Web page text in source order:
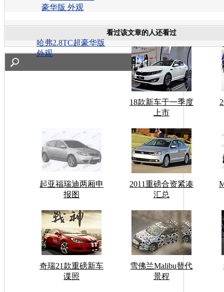
哈弗2.8TC超豪华版
外观
看过该文章的人还看过
18款新车于一季度
上市
起亚福瑞迪两厢申
报图
2011重磅合资紧凑
汇总
奇瑞21款重磅新车
谍照
雪佛兰Malibu替代
景程